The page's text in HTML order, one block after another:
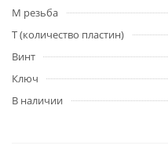
M резьба
T (количество пластин)
Винт
Ключ
В наличии